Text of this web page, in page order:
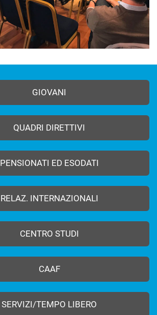
GIOVANI
QUADRI DIRETTIVI
PENSIONATI ED ESODATI
RELAZ. INTERNAZIONALI
CENTRO STUDI
CAAF
SERVIZI/TEMPO LIBERO